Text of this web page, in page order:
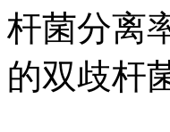
杆菌分离
的双歧杆